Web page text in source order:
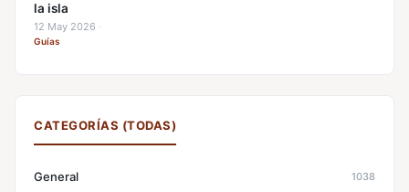
la isla
12 May 2026 ·
Guías
CATEGORÍAS (TODAS)
General 1038